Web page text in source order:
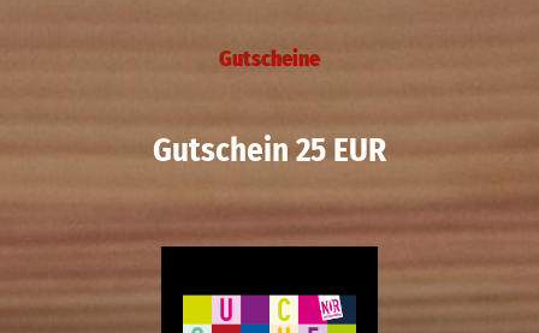
Gutscheine
Gutschein 25 EUR